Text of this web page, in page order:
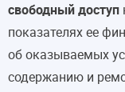
свободный доступ
показателях ее
об оказываемых
содержанию и